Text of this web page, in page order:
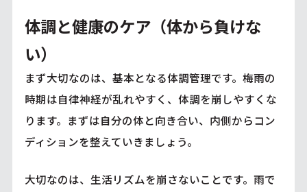
体調と健康のケア（体から負けな
い）
まず大切なのは、基本となる体調管理です。梅雨の
時期は自律神経が乱れやすく、体調を崩しやすくな
ります。まずは自分の体と向き合い、内側からコン
ディションを整えていきましょう。
大切なのは、生活リズムを崩さないことです。雨で